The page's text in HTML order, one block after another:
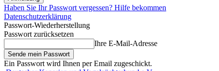
Haben Sie Ihr Passwort vergessen? Hilfe bekommen
Datenschutzerklärung
Passwort-Wiederherstellung
Passwort zurücksetzen
Ihre E-Mail-Adresse
Ein Passwort wird Ihnen per Email zugeschickt.